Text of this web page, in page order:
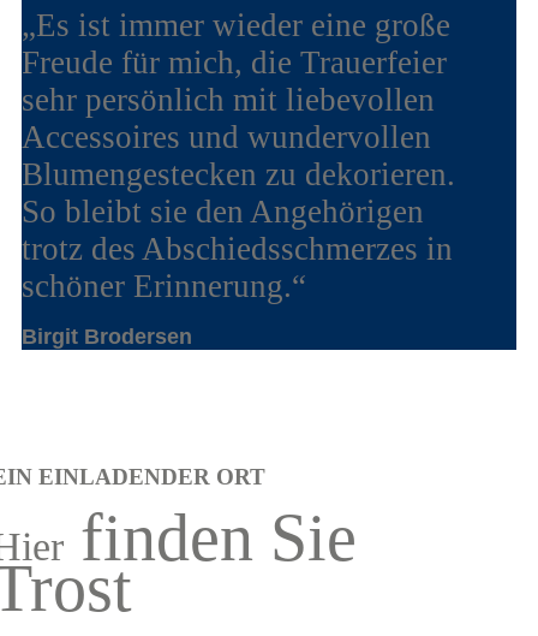
„Es ist immer wieder eine große
Freude für mich, die Trauerfeier
sehr persönlich mit liebevollen
Accessoires und wundervollen
Blumengestecken zu dekorieren.
So bleibt sie den Angehörigen
trotz des Abschiedsschmerzes in
schöner Erinnerung.“
Birgit Brodersen
EINLADENDER ORT
finden Sie